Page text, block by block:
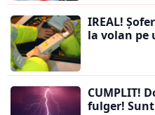
IREAL!
la volan pe
CUMPLIT!
fulger!